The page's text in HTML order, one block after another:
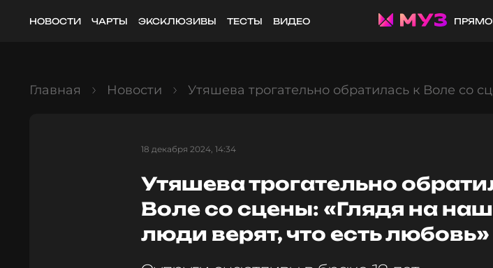
НОВОСТИ ЧАРТЫ ЭКСКЛЮЗИВЫ ТЕСТЫ ВИДЕО
Главная Новости Утяшева трогательно обратилась к Воле со
18 декабря 2024, 14:34
Утяшева трогательно
Воле со сцены: «Глядя на
люди верят, что есть любовь»